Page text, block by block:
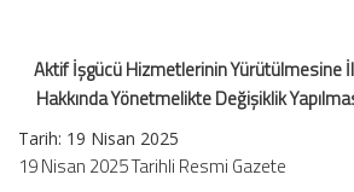
Aktif İşgücü Hizmetlerinin Yürütülmesine
Hakkında Yönetmelikte Değişiklik
Tarih: 19 Nisan 2025
19 Nisan 2025 Tarihli Resmi Gazete